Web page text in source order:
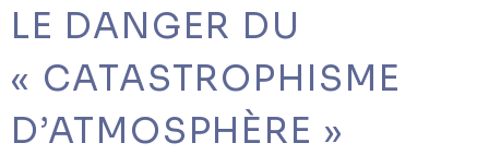
LE DANGER DU
« CATASTROPHISME
D’ATMOSPHÈRE »